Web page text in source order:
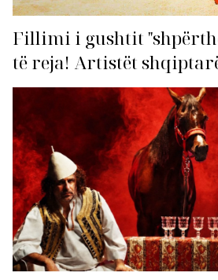
Fillimi i gushtit
të reja! Artistët
për hitin e verës!